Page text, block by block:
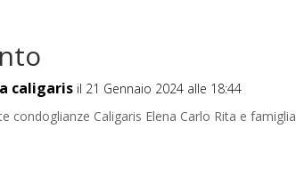
caligaris il 21 Gennaio 2024 alle 18:44
condoglianze Caligaris Elena Carlo Rita e famiglia